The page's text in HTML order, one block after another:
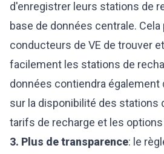
d'enregistrer leurs stations de
base de données centrale.
conducteurs de VE de trouver
facilement les stations de
données contiendra
sur la disponibilité des stations
tarifs de recharge et les
3. Plus de transparence: le